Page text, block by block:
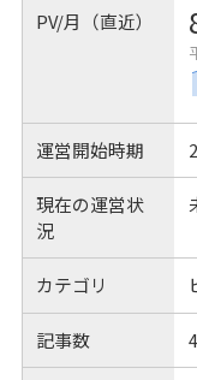
PV/月（直近）
運営開始時期
現在の運営状
況
カテゴリ
記事数